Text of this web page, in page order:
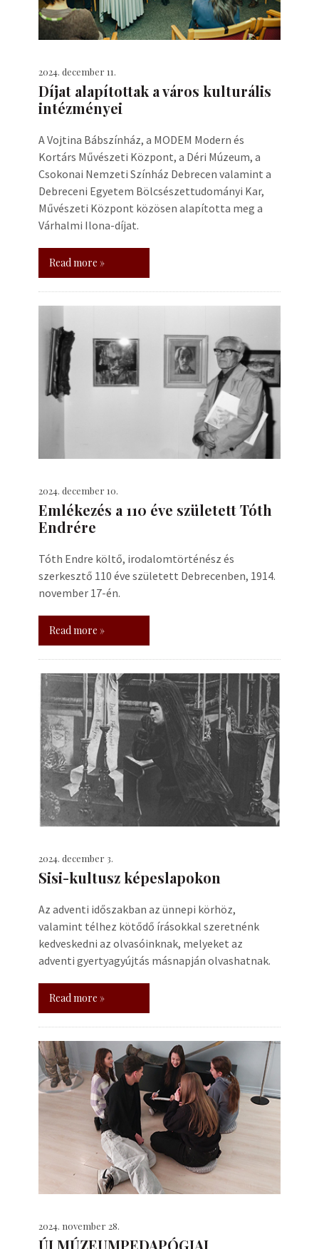
2024. december 11.
Díjat alapítottak a város kulturális
intézményei
A Vojtina Bábszínház, a MODEM Modern és
Kortárs Művészeti Központ, a Déri Múzeum, a
Csokonai Nemzeti Színház Debrecen valamint a
Debreceni Egyetem Bölcsészettudományi Kar,
Művészeti Központ közösen alapította meg a
Várhalmi Ilona-díjat.
Read more »
2024. december 10.
Emlékezés a 110 éve született Tóth
Endrére
Tóth Endre költő, irodalomtörténész és
szerkesztő 110 éve született Debrecenben, 1914.
november 17-én.
Read more »
2024. december 3.
Sisi-kultusz képeslapokon
Az adventi időszakban az ünnepi körhöz,
valamint télhez kötődő írásokkal szeretnénk
kedveskedni az olvasóinknak, melyeket az
adventi gyertyagyújtás másnapján olvashatnak.
Read more »
2024. november 28.
ÚJ MÚZEUMPEDAPÓGIAI